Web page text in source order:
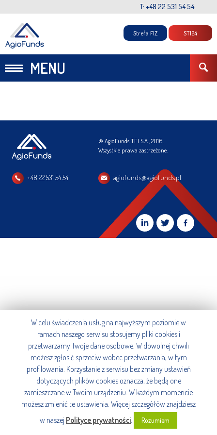
T: +48 22 531 54 54
MENU
Strefa FIZ STI24
© AgioFunds TFI S.A., 2016.
Wszystkie prawa zastrzeżone.
+48 22 531 54 54 agiofunds@agiofunds.pl
W celu świadczenia usług na najwyższym poziomie w
ramach naszego serwisu stosujemy pliki cookies i
przetwarzamy Twoje dane osobowe. W dowolnej chwili
możesz zgłosić sprzeciw wobec przetwarzania, w tym
profilowania. Korzystanie z serwisu bez zmiany ustawień
dotyczących plików cookies oznacza, że będą one
zamieszczane w Twoim urządzeniu. W każdym momencie
możesz zmienić te ustawienia. Więcej szczegółów znajdziesz
w naszej Polityce prywatności. Rozumiem